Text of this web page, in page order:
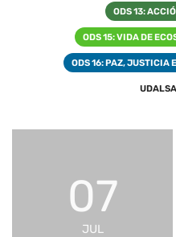
ODS 13:
ODS 15: VIDA DE
ODS 16: PAZ, JUSTICIA
07
JUL